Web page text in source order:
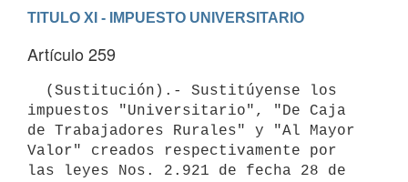
TITULO XI - IMPUESTO UNIVERSITARIO
Artículo 259
impuestos "Universitario", "De Caja
de Trabajadores Rurales" y "Al Mayor
Valor" creados respectivamente por
las leyes Nos. 2.921 de fecha 28 de